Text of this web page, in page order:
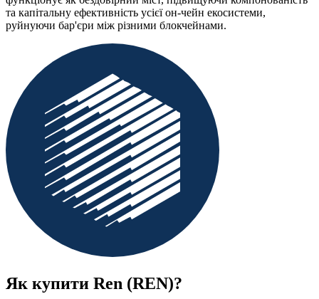
та капітальну ефективність усієї он-чейн екосистеми,
руйнуючи бар'єри між різними блокчейнами.
Як купити Ren (REN)?